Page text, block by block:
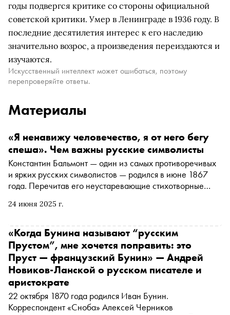
годы подвергся критике со стороны официальной
советской критики. Умер в Ленинграде в 1936 году. В
последние десятилетия интерес к его наследию
значительно возрос, а произведения переиздаются и
изучаются.
Искусственный интеллект может ошибаться, поэтому
перепроверяйте ответы.
Материалы
24 июня 2025 г.
«Я ненавижу человечество, я от него бегу
спеша». Чем важны русские символисты
Константин Бальмонт — один из самых противоречивых
и ярких русских символистов — родился в июне 1867
года. Перечитав его неустаревающие стихотворные
поэтом и историком литературы Валерием Шубинским
отличается от французского, почему отечественных
представителей направления принято разделять на
«младших» и «старших», за что символистов обвиняют в
пошлости и пустоте, в чем Фет опередил Верлена и чем
русская литература обязана Бальмонту и его
экзальтированным единомышленникам
«Когда Бунина называют “русским
Прустом”, мне хочется поправить: это
Пруст — французский Бунин» — Андрей
Новиков-Ланской о русском писателе и
аристократе
22 октября 1870 года родился Иван Бунин.
Корреспондент «Сноба» Алексей Черников